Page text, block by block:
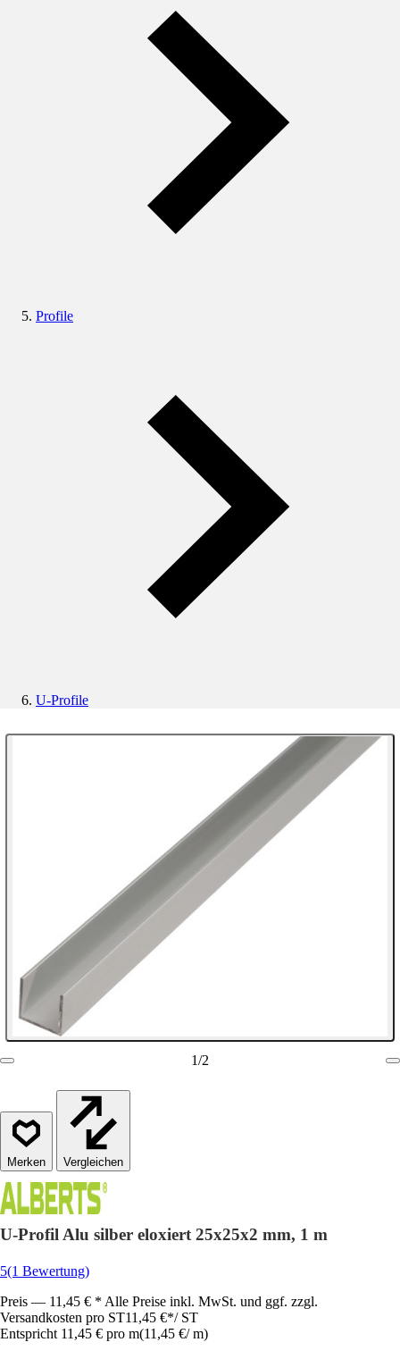
Profile
U-Profile
1/2
Vergleichen
U-Profil Alu silber eloxiert 25x25x2 mm, 1 m
5(1 Bewertung)
Preis — 11,45 € * Alle Preise inkl. MwSt. und ggf. zzgl.
Versandkosten pro ST11,45 €*/ ST
Entspricht 11,45 € pro m(11,45 €/ m)